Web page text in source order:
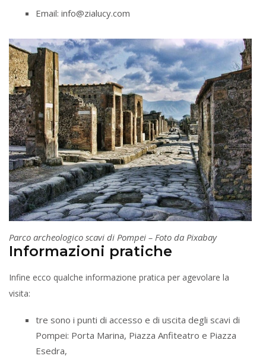
Email: info@zialucy.com
Parco archeologico scavi di Pompei – Foto da Pixabay
Informazioni pratiche
Infine ecco qualche informazione pratica per agevolare la
visita:
tre sono i punti di accesso e di uscita degli scavi di
Pompei: Porta Marina, Piazza Anfiteatro e Piazza
Esedra,